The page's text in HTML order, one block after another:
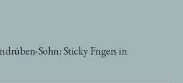
Sohn: Sticky Fngers in